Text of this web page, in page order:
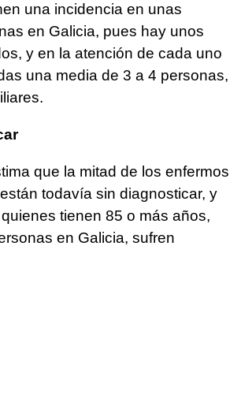
una incidencia en unas
en Galicia, pues hay unos
y en la atención de cada uno
una media de 3 a 4 personas,
que la mitad de los enfermos
todavía sin diagnosticar, y
tienen 85 o más años,
en Galicia, sufren